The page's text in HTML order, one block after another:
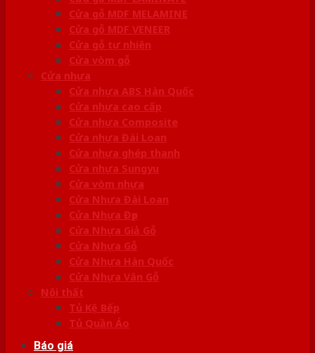
Cửa gỗ MDF MELAMINE
Cửa gỗ MDF VENEER
Cửa gỗ tự nhiên
Cửa vòm gỗ
Cửa nhựa
Cửa nhựa ABS Hàn Quốc
Cửa nhựa cao cấp
Cửa nhựa Composite
Cửa nhựa Đài Loan
Cửa nhựa ghép thanh
Cửa nhựa Sungyu
Cửa vòm nhựa
Cửa Nhựa Đài Loan
Cửa Nhựa Đẹp
Cửa Nhựa Giả Gỗ
Cửa Nhựa Gỗ
Cửa Nhựa Hàn Quốc
Cửa Nhựa Vân Gỗ
Nội thất
Tủ Kệ Bếp
Tủ Quần Áo
Báo giá